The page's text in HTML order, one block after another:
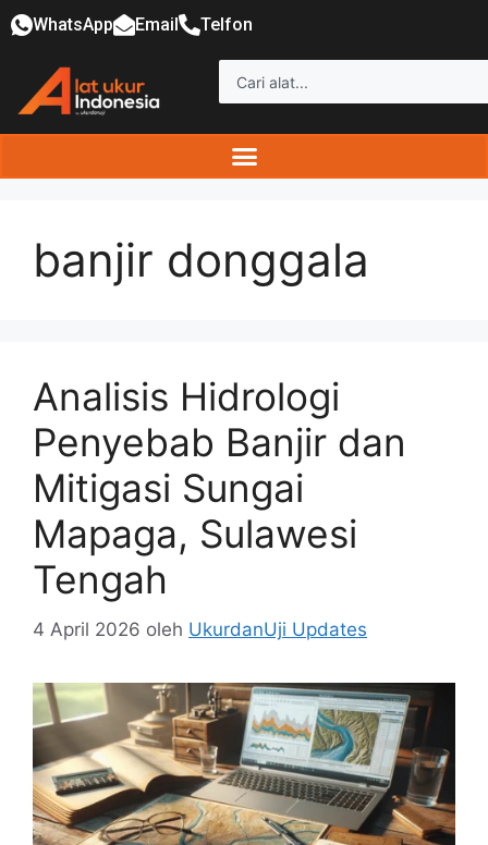
WhatsApp Email Telfon
banjir donggala
Analisis Hidrologi
Penyebab Banjir dan
Mitigasi Sungai
Mapaga, Sulawesi
Tengah
4 April 2026 oleh UkurdanUji Updates